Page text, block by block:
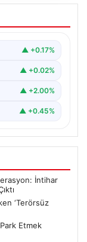
Dikkat
▲ +0.17%
▲ +0.02%
▲ +2.00%
▲ +0.45%
İntihar
‘Terörsüz
Etmek